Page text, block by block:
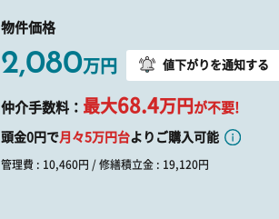
物件価格
2,080万円 値下がりを通知する
仲介手数料： 最大68.4万円 が不要!
頭金0円で月々5万円台よりご購入可能
管理費 : 10,460円 / 修繕積立金 : 19,120円